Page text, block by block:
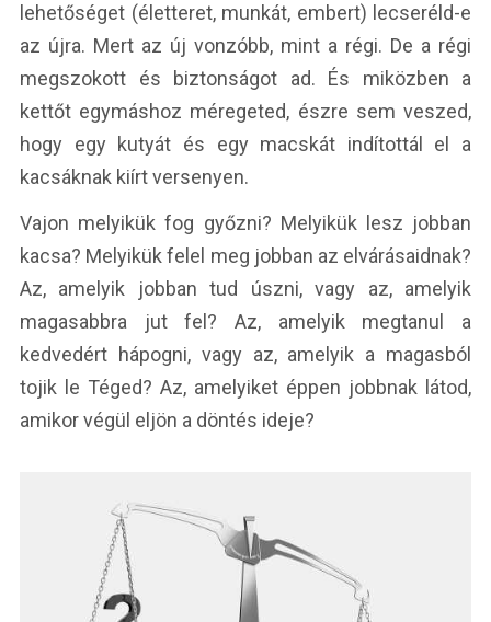
lehetőséget (életteret, munkát, embert) lecseréld-e
az újra. Mert az új vonzóbb, mint a régi. De a régi
megszokott és biztonságot ad. És miközben a
kettőt egymáshoz méregeted, észre sem veszed,
hogy egy kutyát és egy macskát indítottál el a
kacsáknak kiírt versenyen.
Vajon melyikük fog győzni? Melyikük lesz jobban
kacsa? Melyikük felel meg jobban az elvárásaidnak?
Az, amelyik jobban tud úszni, vagy az, amelyik
magasabbra jut fel? Az, amelyik megtanul a
kedvedért hápogni, vagy az, amelyik a magasból
tojik le Téged? Az, amelyiket éppen jobbnak látod,
amikor végül eljön a döntés ideje?